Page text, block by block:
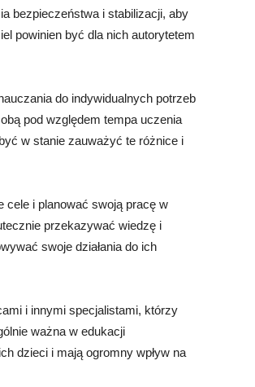
bezpieczeństwa i stabilizacji, aby
powinien być dla nich autorytetem
do indywidualnych potrzeb
pod względem tempa uczenia
w stanie zauważyć te różnice i
cele i planować swoją pracę w
przekazywać wiedzę i
swoje działania do ich
i innymi specjalistami, którzy
ważna w edukacji
dzieci i mają ogromny wpływ na